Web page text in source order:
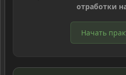
отработки
Начать